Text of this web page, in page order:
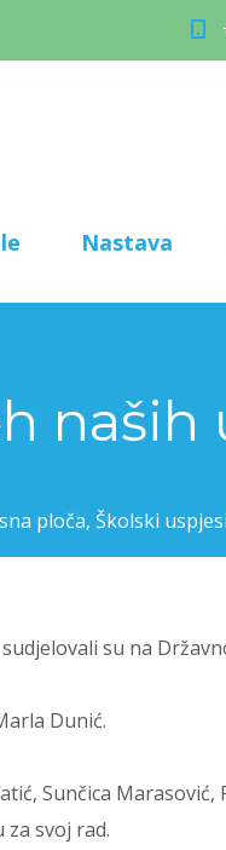
Nastava
naših
ploča, Školski uspjesi
su na
Dunić.
Sunčica Marasović,
svoj rad.